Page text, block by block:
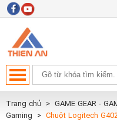
Trang chủ GAME GEAR -
Gaming
Chuột Logitech